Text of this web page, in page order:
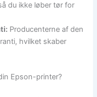
du ikke løber tør for
Producenterne af den
hvilket skaber
Epson-printer?